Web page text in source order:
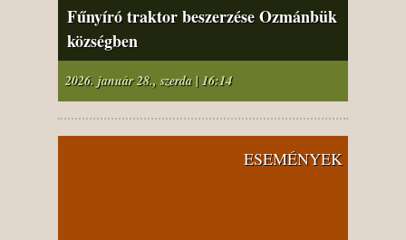
Fűnyíró traktor beszerzése Ozmánbük
községben
2026. január 28., szerda | 16:14
ESEMÉNYEK